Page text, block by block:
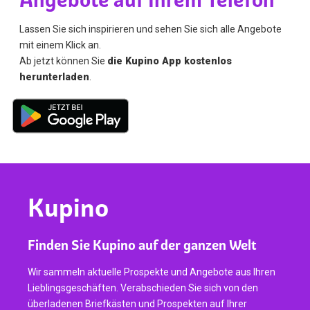
Lassen Sie sich inspirieren und sehen Sie sich alle Angebote
mit einem Klick an.
Ab jetzt können Sie die Kupino App kostenlos
herunterladen
Kupino
Finden Sie Kupino auf der ganzen Welt
Wir sammeln aktuelle Prospekte und Angebote aus Ihren
Lieblingsgeschäften. Verabschieden Sie sich von den
überladenen Briefkästen und Prospekten auf Ihrer